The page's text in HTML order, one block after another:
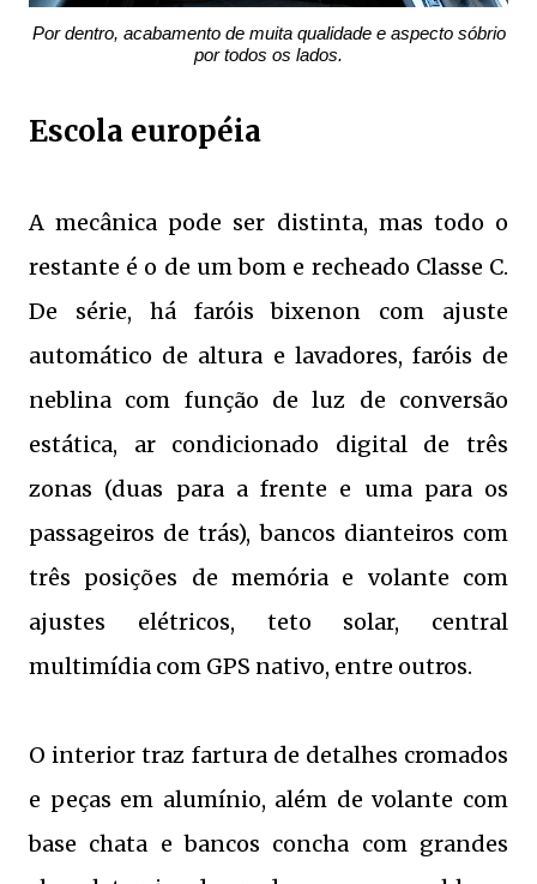
Por dentro, acabamento de muita qualidade e aspecto sóbrio
por todos os lados.
Escola européia
A mecânica pode ser distinta, mas todo o
restante é o de um bom e recheado Classe C.
De série, há faróis bixenon com ajuste
automático de altura e lavadores, faróis de
neblina com função de luz de conversão
estática, ar condicionado digital de três
zonas (duas para a frente e uma para os
passageiros de trás), bancos dianteiros com
três posições de memória e volante com
ajustes elétricos, teto solar, central
multimídia com GPS nativo, entre outros.
O interior traz fartura de detalhes cromados
e peças em alumínio, além de volante com
base chata e bancos concha com grandes